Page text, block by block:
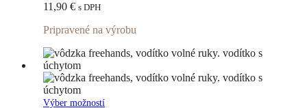
11,90 € s DPH
Pripravené na výrobu
Výber možnostíTento